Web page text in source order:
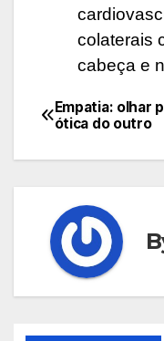
colaterais
cabeça e
de
Empatia: olhar
ótica do outro